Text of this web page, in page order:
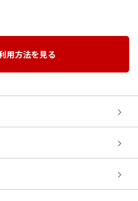
用方法を見る